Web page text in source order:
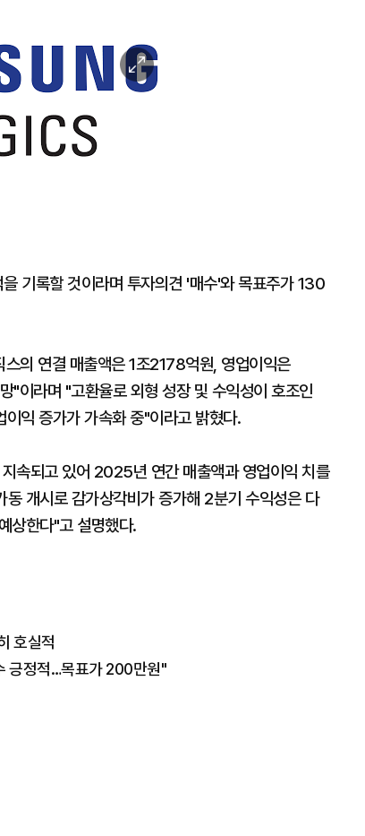
이
미
기록할 것이라며 투자의견 '매수'와 목표주가 130
의 연결 매출액은 1조2178억원, 영업이익은
이라며 "고환율로 외형 성장 및 수익성이 호조인
익 증가가 가속화 중"이라고 밝혔다.
속되고 있어 2025년 연간 매출액과 영업이익 치를
개시로 감가상각비가 증가해 2분기 수익성은 다
상한다"고 설명했다.
호실적
긍정적…목표가 200만원"